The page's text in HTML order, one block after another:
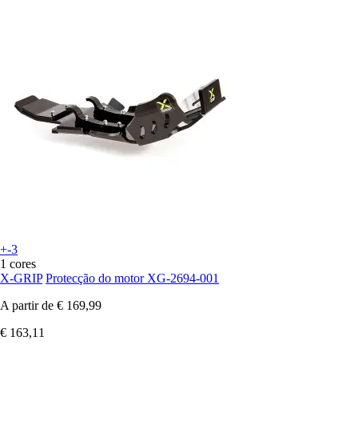
+-3
1 cores
X-GRIP Protecção do motor XG-2694-001
A partir de € 169,99
€ 163,11